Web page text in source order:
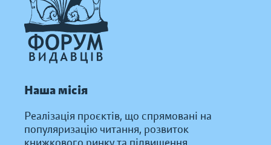
Наша місія
Реалізація проєктів, що спрямовані на
популяризацію читання, розвиток